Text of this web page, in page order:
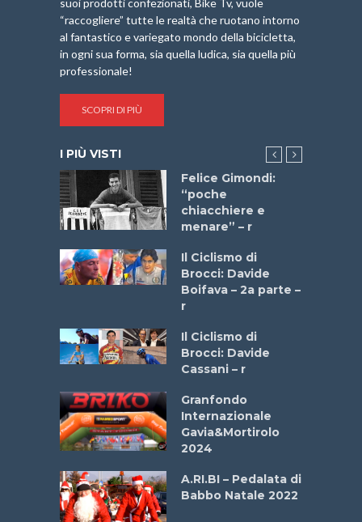
“raccogliere” tutte le realtà che ruotano intorno
al fantastico e variegato mondo della bicicletta,
in ogni sua forma, sia quella ludica, sia quella più
professionale!
SCOPRI DI PIÙ
I PIÙ VISTI
Felice Gimondi:
“poche
chiacchiere e
menare” – r
Il Ciclismo di
Brocci: Davide
Boifava – 2a parte –
r
Il Ciclismo di
Brocci: Davide
Cassani – r
Granfondo
Internazionale
Gavia&Mortirolo
2024
A.RI.BI – Pedalata di
Babbo Natale 2022